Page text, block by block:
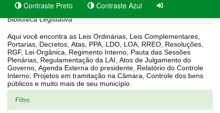
Contraste Preto Contraste Azul
Biblioteca Legislativa
Aqui você encontra as Leis Ordinárias, Leis Complementares,
Portarias, Decretos, Atas, PPA, LDO, LOA, RREO, Resoluções,
RGF, Lei Orgânica, Regimento Interno, Pauta das Sessões
Plenárias, Regulamentação da LAI, Atos de Julgamento do
Governo, Agenda Externa do presidente, Relatório do Controle
Interno, Projetos em tramitação na Câmara, Controle dos bens
públicos e muito mais de seu município.
Filtro